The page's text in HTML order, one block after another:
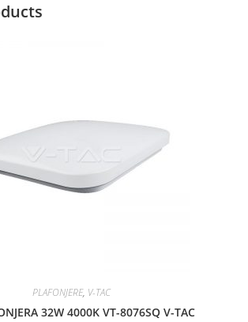
PLAFONJERE, V-TAC
32W 4000K VT-8076SQ V-TAC